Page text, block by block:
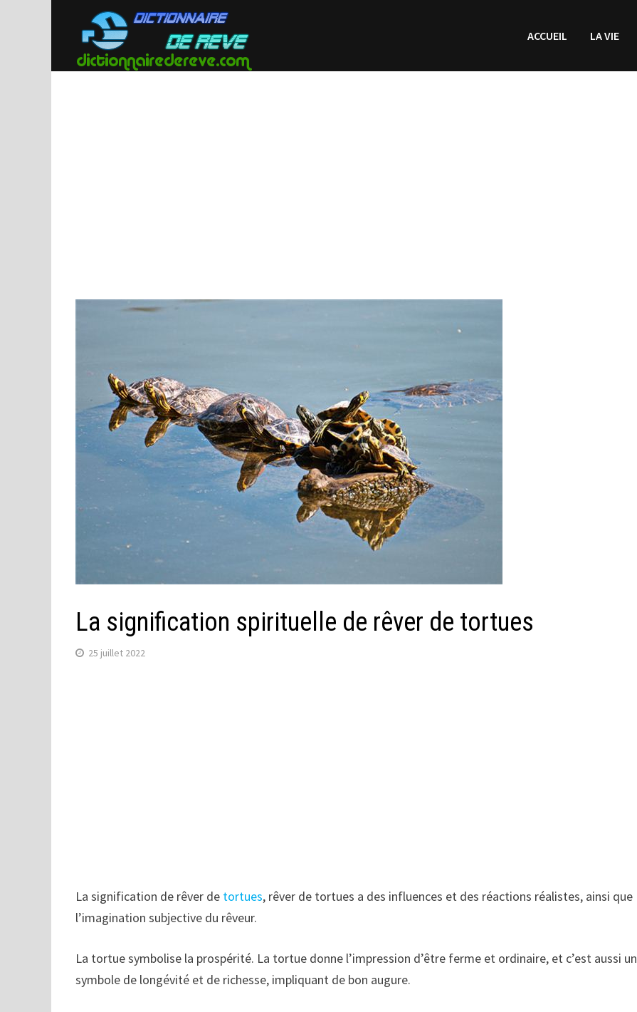
contenu
ACCUEIL LA VIE
La signification spirituelle de rêver de tortues
25 juillet 2022
La signification de rêver de tortues, rêver de tortues a des influences et des réactions réalistes, ainsi que
l’imagination subjective du rêveur.
La tortue symbolise la prospérité. La tortue donne l’impression d’être ferme et ordinaire, et c’est aussi un
symbole de longévité et de richesse, impliquant de bon augure.